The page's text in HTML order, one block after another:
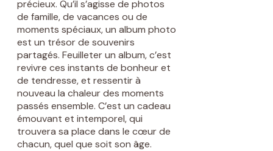
précieux. Qu’il s’agisse de photos
de famille, de vacances ou de
moments spéciaux, un album photo
est un trésor de souvenirs
partagés. Feuilleter un album, c’est
revivre ces instants de bonheur et
de tendresse, et ressentir à
nouveau la chaleur des moments
passés ensemble. C’est un cadeau
émouvant et intemporel, qui
trouvera sa place dans le cœur de
chacun, quel que soit son âge.